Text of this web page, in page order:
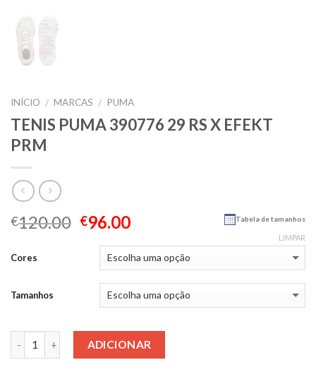
INÍCIO / MARCAS / PUMA
TENIS PUMA 390776 29 RS X EFEKT
PRM
€120.00 €96.00 Tabela de tamanhos
Cores
Tamanhos
LIMPAR
Quantidade ADICIONAR